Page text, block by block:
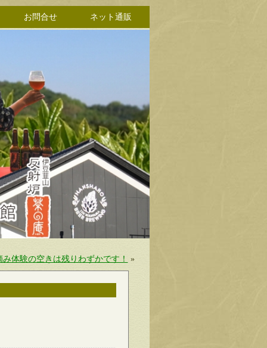
お問合せ ネット通販
体験の空きは残りわずかです！ »